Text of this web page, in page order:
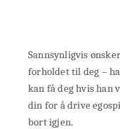
Sannsynligvis
forholdet til deg –
kan få deg hvis han
din for å drive
bort igjen.